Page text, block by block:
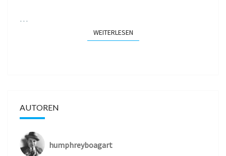
…
WEITERLESENWEITERLESEN
AUTOREN
humphreyboagart